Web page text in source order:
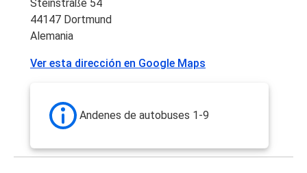
Steinstraße 54
44147 Dortmund
Alemania
Ver esta dirección en Google Maps
Andenes de autobuses 1-9